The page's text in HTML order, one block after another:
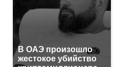
В ОАЭ произошло
жестокое убийство